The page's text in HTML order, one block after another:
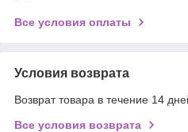
Все условия оплаты
Условия возврата
Возврат товара в течение 14
Все условия возврата